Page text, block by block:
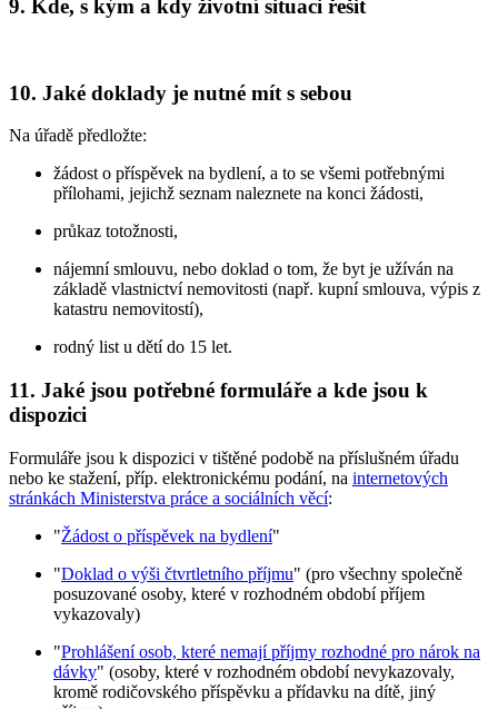
9. Kde, s kým a kdy životní situaci řešit
10. Jaké doklady je nutné mít s sebou
Na úřadě předložte:
žádost o příspěvek na bydlení, a to se všemi potřebnými
přílohami, jejichž seznam naleznete na konci žádosti,
průkaz totožnosti,
nájemní smlouvu, nebo doklad o tom, že byt je užíván na
základě vlastnictví nemovitosti (např. kupní smlouva, výpis z
katastru nemovitostí),
rodný list u dětí do 15 let.
11. Jaké jsou potřebné formuláře a kde jsou k
dispozici
Formuláře jsou k dispozici v tištěné podobě na příslušném úřadu
nebo ke stažení, příp. elektronickému podání, na internetových
stránkách Ministerstva práce a sociálních věcí:
"Žádost o příspěvek na bydlení"
"Doklad o výši čtvrtletního příjmu" (pro všechny společně
posuzované osoby, které v rozhodném období příjem
vykazovaly)
"Prohlášení osob, které nemají příjmy rozhodné pro nárok na
dávky" (osoby, které v rozhodném období nevykazovaly,
kromě rodičovského příspěvku a přídavku na dítě, jiný